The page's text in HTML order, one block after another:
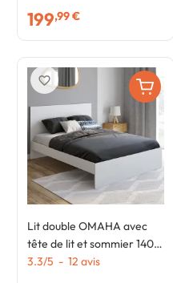
199,99 €
Lit double OMAHA avec
tête de lit et sommier 140 x
190 cm blanc
3.3/5 - 12 avis
favorite_border